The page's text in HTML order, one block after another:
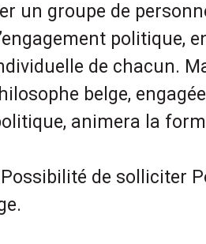
un groupe de
politique,
de chacun.
belge,
animera la
de solliciter